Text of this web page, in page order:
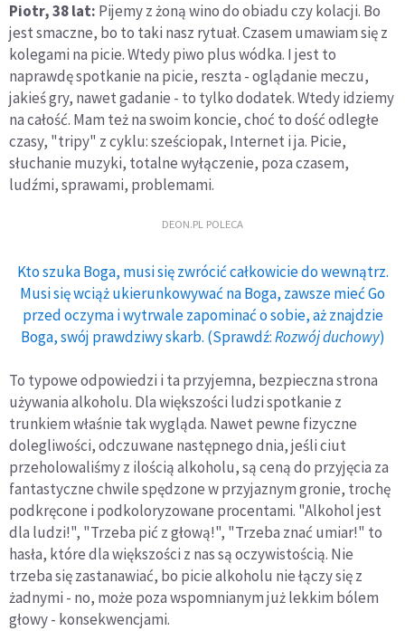
Piotr, 38 lat: Pijemy z żoną wino do obiadu czy kolacji. Bo
jest smaczne, bo to taki nasz rytuał. Czasem umawiam się z
kolegami na picie. Wtedy piwo plus wódka. I jest to
naprawdę spotkanie na picie, reszta - oglądanie meczu,
jakieś gry, nawet gadanie - to tylko dodatek. Wtedy idziemy
na całość. Mam też na swoim koncie, choć to dość odległe
czasy, "tripy" z cyklu: sześciopak, Internet i ja. Picie,
słuchanie muzyki, totalne wyłączenie, poza czasem,
ludźmi, sprawami, problemami.
DEON.PL POLECA
Kto szuka Boga, musi się zwrócić całkowicie do wewnątrz.
Musi się wciąż ukierunkowywać na Boga, zawsze mieć Go
przed oczyma i wytrwale zapominać o sobie, aż znajdzie
Boga, swój prawdziwy skarb. (Sprawdź:Rozwój duchowy)
To typowe odpowiedzi i ta przyjemna, bezpieczna strona
używania alkoholu. Dla większości ludzi spotkanie z
trunkiem właśnie tak wygląda. Nawet pewne fizyczne
dolegliwości, odczuwane następnego dnia, jeśli ciut
przeholowaliśmy z ilością alkoholu, są ceną do przyjęcia za
fantastyczne chwile spędzone w przyjaznym gronie, trochę
podkręcone i podkoloryzowane procentami. "Alkohol jest
dla ludzi!", "Trzeba pić z głową!", "Trzeba znać umiar!" to
hasła, które dla większości z nas są oczywistością. Nie
trzeba się zastanawiać, bo picie alkoholu nie łączy się z
żadnymi - no, może poza wspomnianym już lekkim bólem
głowy - konsekwencjami.